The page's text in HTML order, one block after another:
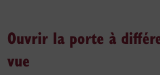
Ouvrir la porte à
vue